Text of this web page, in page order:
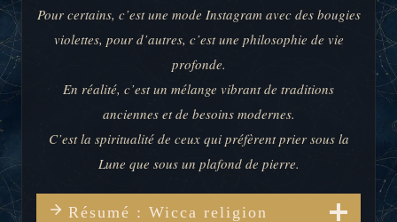
Pour certains, c’est une mode Instagram avec des bougies
violettes, pour d’autres, c’est une philosophie de vie
profonde.
En réalité, c’est un mélange vibrant de traditions
anciennes et de besoins modernes.
C’est la spiritualité de ceux qui préfèrent prier sous la
Lune que sous un plafond de pierre.
Résumé : Wicca religion